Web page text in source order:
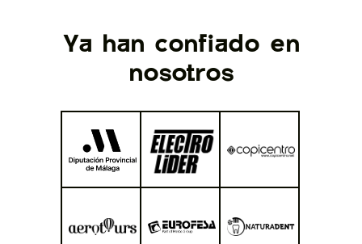
Ya han confiado en
nosotros